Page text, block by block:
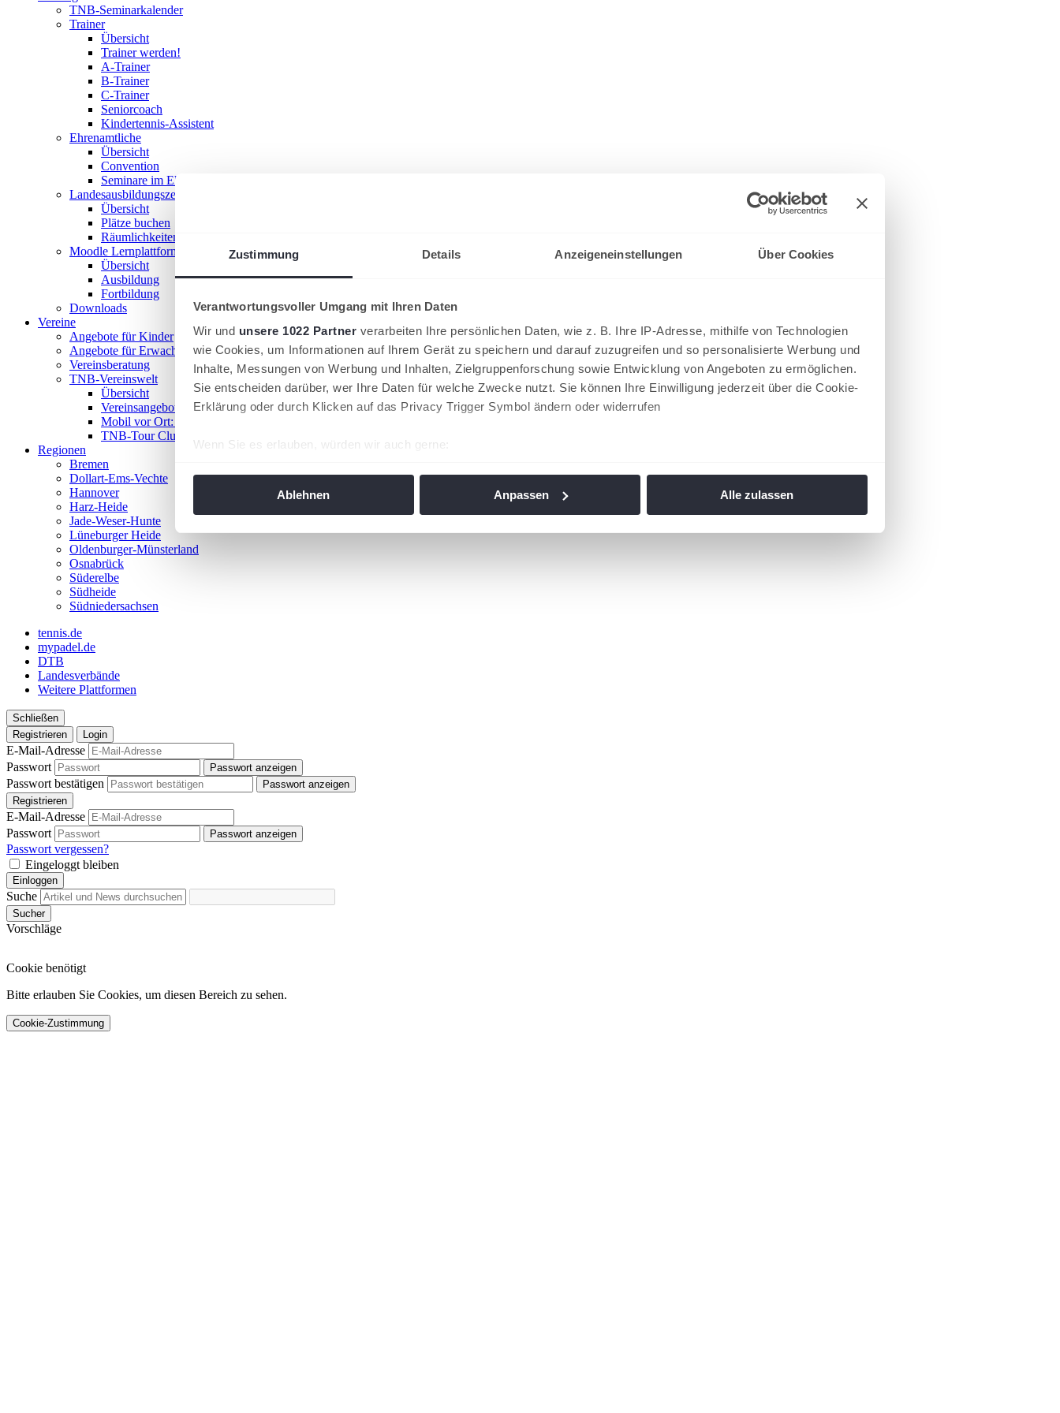
Zustimmung Details Anzeigeneinstellungen Über Cookies
Verantwortungsvoller Umgang mit Ihren Daten
Wir und unsere 1022 Partner verarbeiten Ihre persönlichen Daten, wie z. B. Ihre IP-Adresse, mithilfe von Technologien
wie Cookies, um Informationen auf Ihrem Gerät zu speichern und darauf zuzugreifen und so personalisierte Werbung und
Inhalte, Messungen von Werbung und Inhalten, Zielgruppenforschung sowie Entwicklung von Angeboten zu ermöglichen.
Sie entscheiden darüber, wer Ihre Daten für welche Zwecke nutzt. Sie können Ihre Einwilligung jederzeit über die Cookie-
Erklärung oder durch Klicken auf das Privacy Trigger Symbol ändern oder widerrufen
Wenn Sie es erlauben, würden wir auch gerne:
Ablehnen Anpassen Alle zulassen
TNB-Seminarkalender
Trainer
Übersicht
Trainer werden!
A-Trainer
B-Trainer
C-Trainer
Seniorcoach
Kindertennis-Assistent
Ehrenamtliche
Übersicht
Convention
Seminare im Ehrenamt
Landesausbildungszentrum
Übersicht
Plätze buchen
Räumlichkeiten nutzen
Moodle Lernplattform
Übersicht
Ausbildung
Fortbildung
Downloads
Vereine
Angebote für Kinder
Angebote für Erwachsene
Vereinsberatung
TNB-Vereinswelt
Übersicht
Vereinsangebote
Mobil vor Ort: Das TNB-Mobil
TNB-Tour Clubs
Regionen
Bremen
Dollart-Ems-Vechte
Hannover
Harz-Heide
Jade-Weser-Hunte
Lüneburger Heide
Oldenburger-Münsterland
Osnabrück
Süderelbe
Südheide
Südniedersachsen
tennis.de
mypadel.de
DTB
Landesverbände
Weitere Plattformen
Schließen
Registrieren
Login
E-Mail-Adresse
Passwort
Passwort anzeigen
Passwort bestätigen
Passwort anzeigen
Registrieren
E-Mail-Adresse
Passwort
Passwort anzeigen
Passwort vergessen?
Eingeloggt bleiben
Einloggen
Suche
Sucher
Vorschläge
Cookie benötigt
Bitte erlauben Sie Cookies, um diesen Bereich zu sehen.
Cookie-Zustimmung